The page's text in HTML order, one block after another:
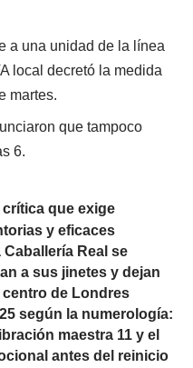
a una unidad de la línea
local decretó la medida
martes.
que tampoco
6.
que exige
y eficaces
Real se
a sus jinetes y dejan
de Londres
según la numerología:
maestra 11 y el
antes del reinicio